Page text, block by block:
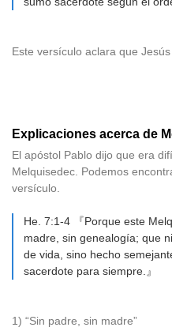
Este versículo aclara que
Explicaciones acerca de
El apóstol Pablo dijo que era
Melquisedec. Podemos
versículo.
He. 7:1-4 『Porque este
madre, sin genealogía; que
de vida, sino hecho
sacerdote para siempre.』
1) “Sin padre, sin madre”